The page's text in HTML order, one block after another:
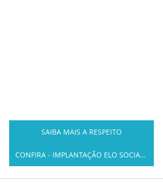
SAIBA MAIS A RESPEITO
CONFIRA - IMPLANTAÇÃO ELO SOCIAL MT